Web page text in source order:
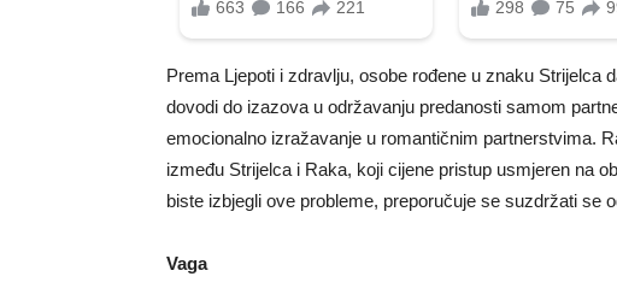
Prema Ljepoti i zdravlju, osobe rođene u znaku Strijelca
dovodi do izazova u održavanju predanosti samom
emocionalno izražavanje u romantičnim partnerstvima.
između Strijelca i Raka, koji cijene pristup usmjeren na
biste izbjegli ove probleme, preporučuje se suzdržati se
Vaga